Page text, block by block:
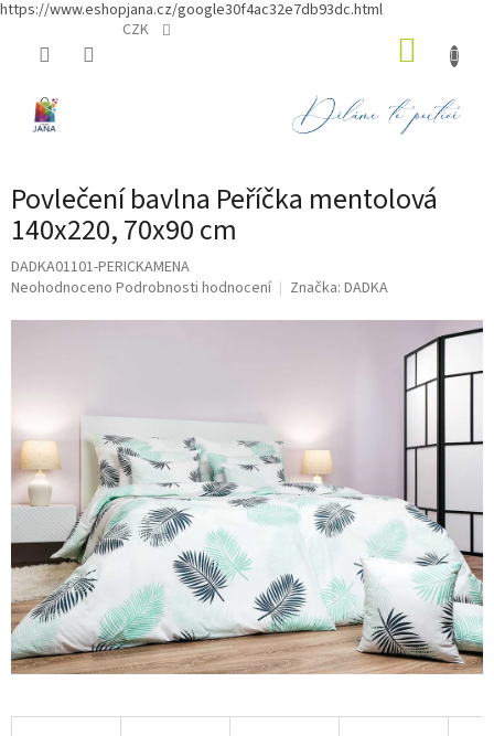
https://www.eshopjana.cz/google30f4ac32e7db93dc.html
CZK
Povlečení bavlna Peříčka mentolová
140x220, 70x90 cm
DADKA01101-PERICKAMENA
Průměrné
hvězdiček.
Neohodnoceno Podrobnosti hodnocení Značka: DADKA